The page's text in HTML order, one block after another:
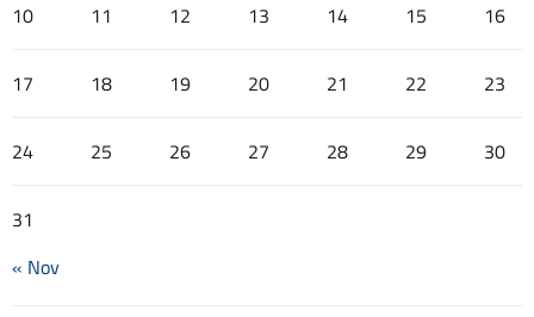
10 11 12 13 14 15 16
17 18 19 20 21 22 23
24 25 26 27 28 29 30
31
« Nov